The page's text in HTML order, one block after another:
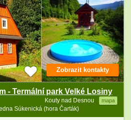
- Termální park Velké Losiny
Kouty nad Desnou mapa
Súkenická (hora Čarták)
Zobrazit kontakty